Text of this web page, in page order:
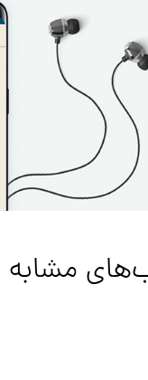
مشابه